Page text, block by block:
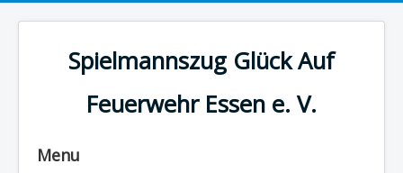
Spielmannszug Glück Auf
Feuerwehr Essen e. V.
Menu